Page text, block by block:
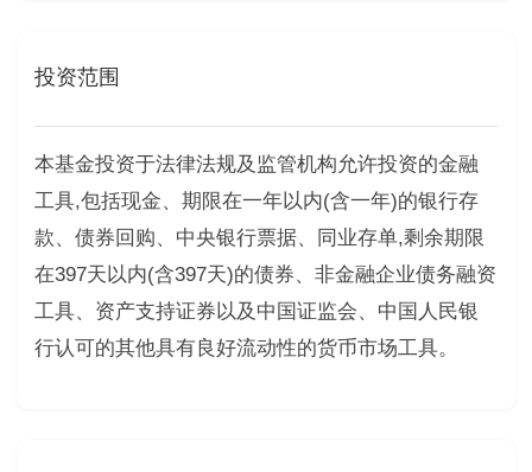
投资范围
本基金投资于法律法规及监管机构允许投资的金融
工具,包括现金、期限在一年以内(含一年)的银行存
款、债券回购、中央银行票据、同业存单,剩余期限
在397天以内(含397天)的债券、非金融企业债务融资
工具、资产支持证券以及中国证监会、中国人民银
行认可的其他具有良好流动性的货币市场工具。